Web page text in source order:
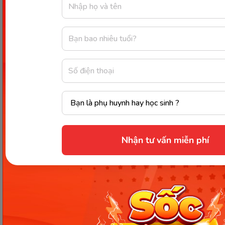
Nhận tư vấn miễn phí
again. (Tôi nghĩ sẽ không có ích gì khi xem lại
7. Đại từ “It” được sử dụng để nhấn mạnh cho
một từ hoặc cụm từ trong câu.
It was my question that made him angry. (Chính
câu hỏi của tôi đã khiến anh ấy tức giận.)
When I see him, I’ll have it out with him. (Khi
gặp anh ta, tôi phải làm cho ra lẽ mới được.)
Hang it all, we can’t wait all day for him. (Rõ
bực, tôi không thể đợi anh ta cả ngày được.)